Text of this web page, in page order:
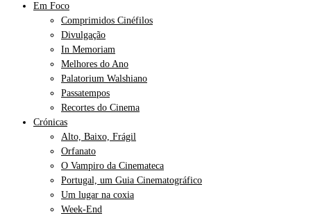
Em Foco
Comprimidos Cinéfilos
Divulgação
In Memoriam
Melhores do Ano
Palatorium Walshiano
Passatempos
Recortes do Cinema
Crónicas
Alto, Baixo, Frágil
Orfanato
O Vampiro da Cinemateca
Portugal, um Guia Cinematográfico
Um lugar na coxia
Week-End